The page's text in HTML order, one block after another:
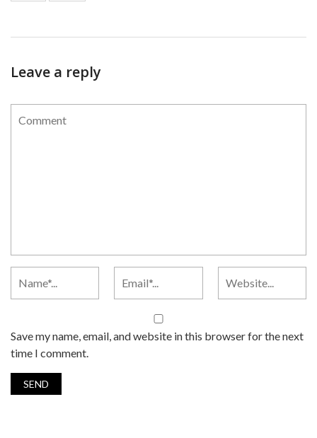
Leave a reply
Save my name, email, and website in this browser for the next
time I comment.